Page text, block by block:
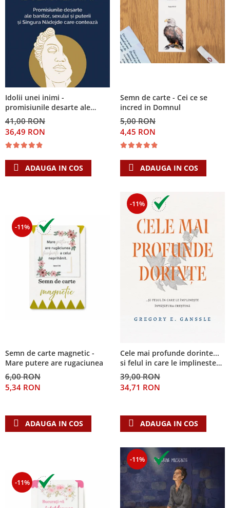
Idolii unei inimi -
promisiunile desarte ale
banilor, sexului si puterii si
Singura Nadejde care
conteaza
41,00 RON
36,49 RON
ADAUGA IN COS
Semn de carte - Cei ce se
incred in Domnul
5,00 RON
4,45 RON
ADAUGA IN COS
-11%
Semn de carte magnetic -
Mare putere are rugaciunea
6,00 RON
5,34 RON
ADAUGA IN COS
-11%
Cele mai profunde dorinte...
si felul in care le implineste
invatatura crestina
39,00 RON
34,71 RON
ADAUGA IN COS
-11%
-11%